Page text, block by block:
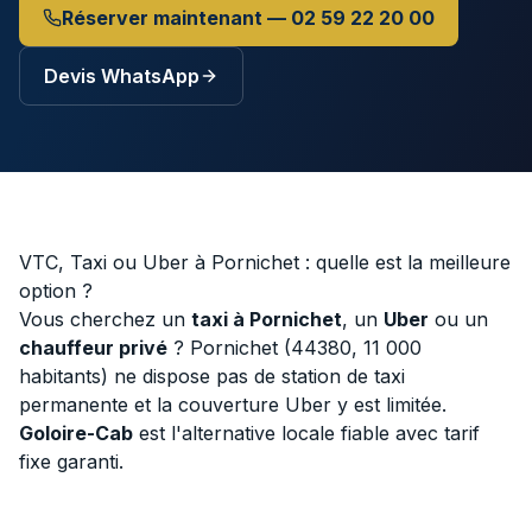
Réserver maintenant — 02 59 22 20 00
Devis WhatsApp
VTC, Taxi ou Uber à Pornichet : quelle est la meilleure
option ?
Vous cherchez un taxi à Pornichet, un Uber ou un
chauffeur privé ? Pornichet (44380, 11 000
habitants) ne dispose pas de station de taxi
permanente et la couverture Uber y est limitée.
Goloire-Cab est l'alternative locale fiable avec tarif
fixe garanti.